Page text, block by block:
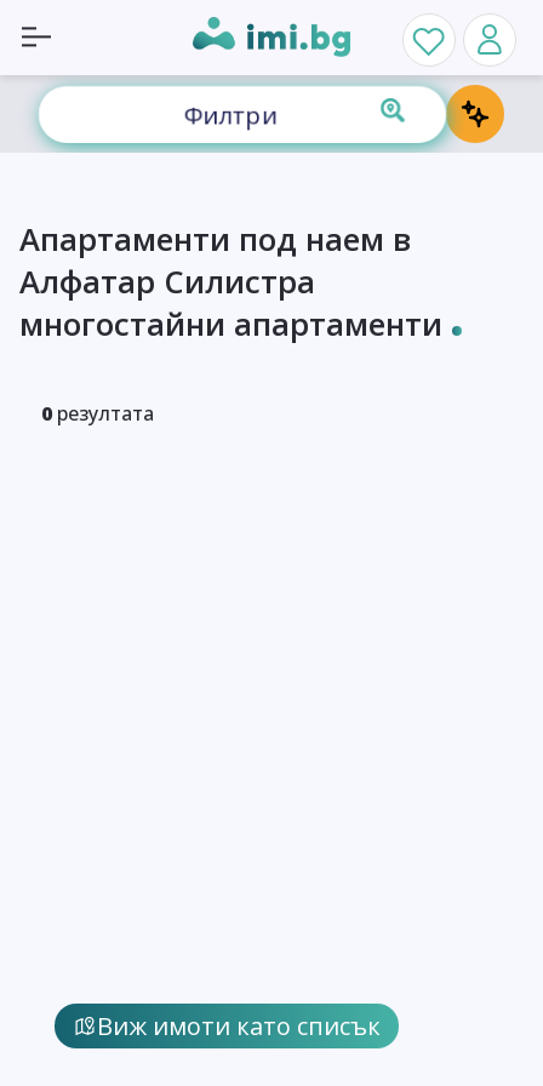
Филтри
Виж имоти като списък
Апартаменти под наем в
Алфатар Силистра
многостайни апартаменти
0 резултата